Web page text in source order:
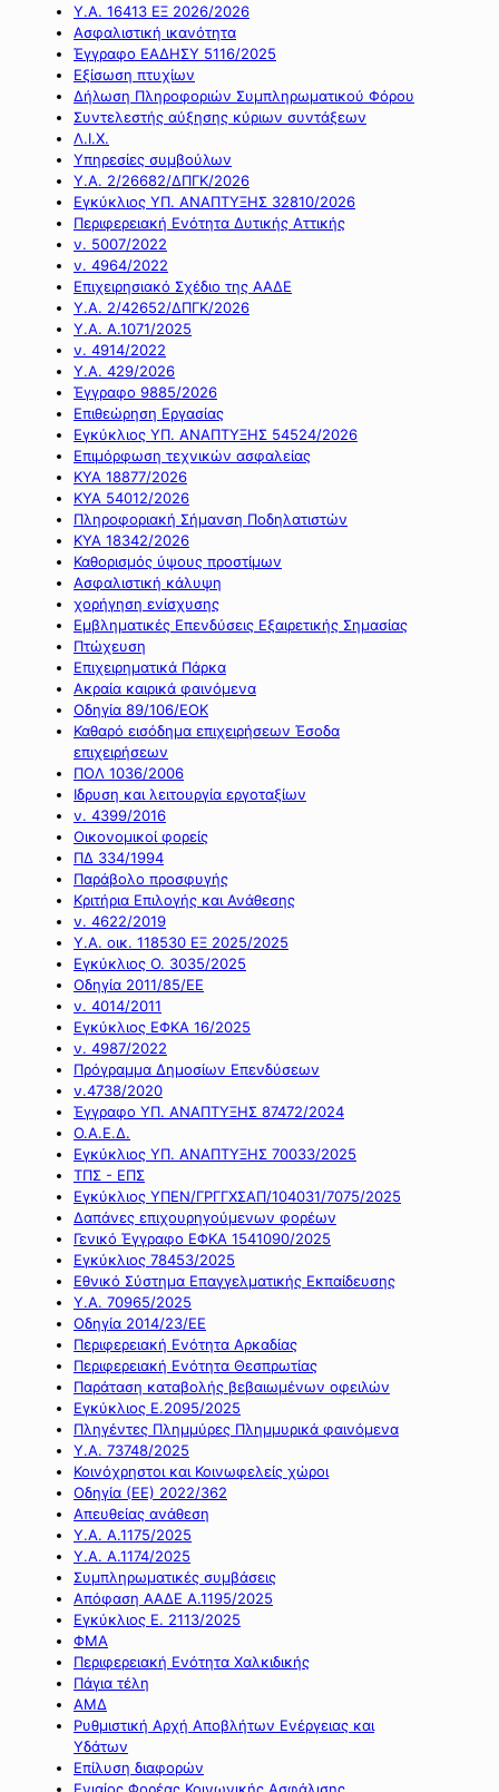
Υ.Α. 16413 ΕΞ 2026/2026
Ασφαλιστική ικανότητα
Έγγραφο ΕΑΔΗΣΥ 5116/2025
Εξίσωση πτυχίων
Δήλωση Πληροφοριών Συμπληρωματικού Φόρου
Συντελεστής αύξησης κύριων συντάξεων
Λ.Ι.Χ.
Υπηρεσίες συμβούλων
Υ.Α. 2/26682/ΔΠΓΚ/2026
Εγκύκλιος ΥΠ. ΑΝΑΠΤΥΞΗΣ 32810/2026
Περιφερειακή Ενότητα Δυτικής Αττικής
ν. 5007/2022
ν. 4964/2022
Επιχειρησιακό Σχέδιο της ΑΑΔΕ
Υ.Α. 2/42652/ΔΠΓΚ/2026
Υ.Α. Α.1071/2025
ν. 4914/2022
Υ.Α. 429/2026
Έγγραφο 9885/2026
Επιθεώρηση Εργασίας
Εγκύκλιος ΥΠ. ΑΝΑΠΤΥΞΗΣ 54524/2026
Επιμόρφωση τεχνικών ασφαλείας
ΚΥΑ 18877/2026
ΚΥΑ 54012/2026
Πληροφοριακή Σήμανση Ποδηλατιστών
ΚΥΑ 18342/2026
Καθορισμός ύψους προστίμων
Ασφαλιστική κάλυψη
χορήγηση ενίσχυσης
Εμβληματικές Επενδύσεις Εξαιρετικής Σημασίας
Πτώχευση
Επιχειρηματικά Πάρκα
Ακραία καιρικά φαινόμενα
Οδηγία 89/106/ΕΟΚ
Καθαρό εισόδημα επιχειρήσεων Έσοδα
επιχειρήσεων
ΠΟΛ 1036/2006
Ιδρυση και λειτουργία εργοταξίων
ν. 4399/2016
Οικονομικοί φορείς
ΠΔ 334/1994
Παράβολο προσφυγής
Κριτήρια Επιλογής και Ανάθεσης
ν. 4622/2019
Υ.Α. οικ. 118530 ΕΞ 2025/2025
Εγκύκλιος Ο. 3035/2025
Οδηγία 2011/85/ΕΕ
ν. 4014/2011
Εγκύκλιος ΕΦΚΑ 16/2025
ν. 4987/2022
Πρόγραμμα Δημοσίων Επενδύσεων
ν.4738/2020
Έγγραφο ΥΠ. ΑΝΑΠΤΥΞΗΣ 87472/2024
Ο.Α.Ε.Δ.
Εγκύκλιος ΥΠ. ΑΝΑΠΤΥΞΗΣ 70033/2025
ΤΠΣ - ΕΠΣ
Εγκύκλιος ΥΠΕΝ/ΓΡΓΓΧΣΑΠ/104031/7075/2025
Δαπάνες επιχουρηγούμενων φορέων
Γενικό Έγγραφο ΕΦΚΑ 1541090/2025
Εγκύκλιος 78453/2025
Εθνικό Σύστημα Επαγγελματικής Εκπαίδευσης
Υ.Α. 70965/2025
Οδηγία 2014/23/ΕΕ
Περιφερειακή Ενότητα Αρκαδίας
Περιφερειακή Ενότητα Θεσπρωτίας
Παράταση καταβολής βεβαιωμένων οφειλών
Εγκύκλιος Ε.2095/2025
Πληγέντες Πλημμύρες Πλημμυρικά φαινόμενα
Υ.Α. 73748/2025
Κοινόχρηστοι και Κοινωφελείς χώροι
Οδηγία (ΕΕ) 2022/362
Απευθείας ανάθεση
Υ.Α. Α.1175/2025
Υ.Α. Α.1174/2025
Συμπληρωματικές συμβάσεις
Απόφαση ΑΑΔΕ Α.1195/2025
Εγκύκλιος Ε. 2113/2025
ΦΜΑ
Περιφερειακή Ενότητα Χαλκιδικής
Πάγια τέλη
ΑΜΔ
Ρυθμιστική Αρχή Αποβλήτων Ενέργειας και
Υδάτων
Επίλυση διαφορών